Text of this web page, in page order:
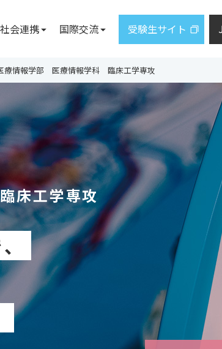
いて
学園の概要
施設案内
施設概要
図書館
札幌サテライト
東京事務所
定。届出手続中であり、計画
があります。
教員一覧
研究に関する情報公開
研究シーズ集
臨床研究に関する情
学生の活動
通信教育部
シラバス
社会連携
ター
」
国際交流
ついて
受験生サイト
療情報学部 医療情報学科 臨床工学専攻
臨床工学専攻